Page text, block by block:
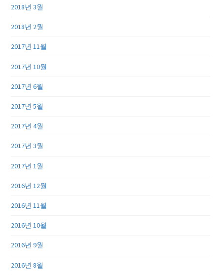
2018년 3월
2018년 2월
2017년 11월
2017년 10월
2017년 6월
2017년 5월
2017년 4월
2017년 3월
2017년 1월
2016년 12월
2016년 11월
2016년 10월
2016년 9월
2016년 8월